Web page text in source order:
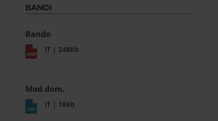
BANDI
Bando
IT | 248Kb
Mod.dom.
IT | 18Kb